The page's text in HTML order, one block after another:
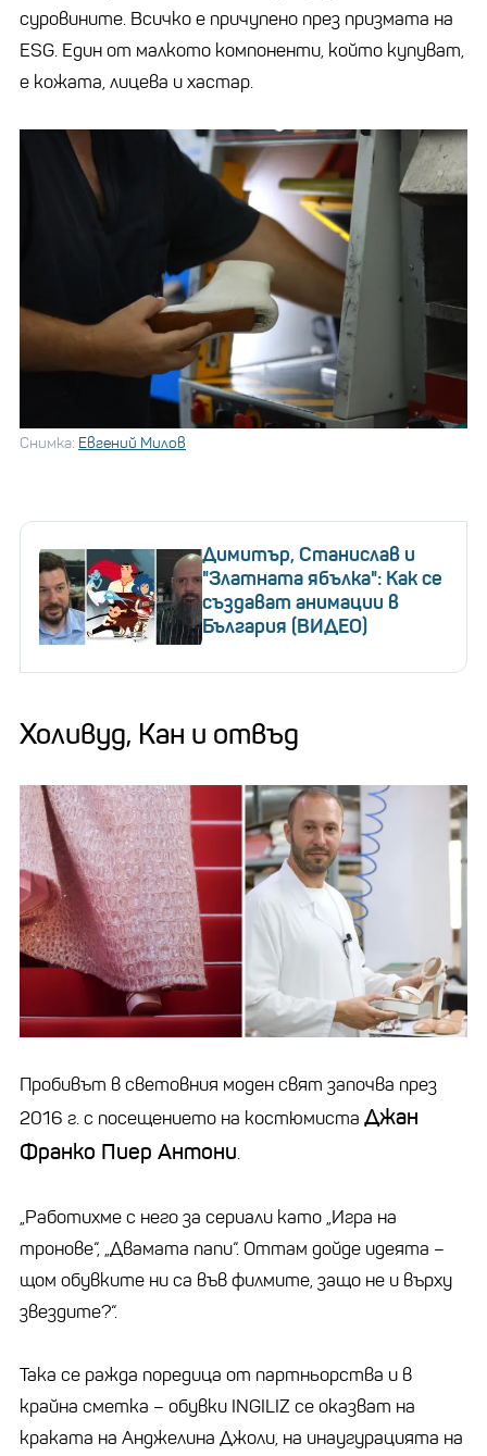
суровините. Всичко е причупено през призмата на
ESG. Един от малкото компоненти, който купуват,
е кожата, лицева и хастар.
Снимка: Евгений Милов
Димитър, Станислав и
"Златната ябълка": Как се
създават анимации в
България (ВИДЕО)
Холивуд, Кан и отвъд
Пробивът в световния моден свят започва през
2016 г. с посещението на костюмиста Джан
Франко Пиер Антони.
„Работихме с него за сериали като „Игра на
тронове“, „Двамата папи“. Оттам дойде идеята –
щом обувките ни са във филмите, защо не и върху
звездите?“.
Така се ражда поредица от партньорства и в
крайна сметка – обувки INGILIZ се оказват на
краката на Анджелина Джоли, на инаугурацията на